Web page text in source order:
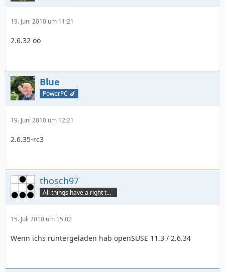
19. Juni 2010 um 11:21
2.6.32 öö
Blue
PowerPC 🍆
19. Juni 2010 um 12:21
2.6.35-rc3
thosch97
All things have a right to grow
15. Juli 2010 um 15:02
Wenn ichs runtergeladen hab openSUSE 11.3 / 2.6.34